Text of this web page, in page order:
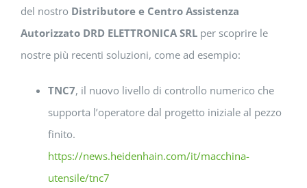
del nostro Distributore e Centro Assistenza
Autorizzato DRD ELETTRONICA SRL per scoprire le
nostre più recenti soluzioni, come ad esempio:
TNC7, il nuovo livello di controllo numerico che
supporta l’operatore dal progetto iniziale al pezzo
finito.
https://news.heidenhain.com/it/macchina-
utensile/tnc7